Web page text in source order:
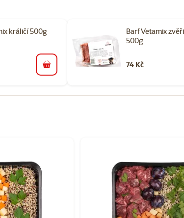
králičí 500g
do košíku
Barf Vetamix
500g
74 Kč